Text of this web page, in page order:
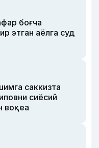
боғча
этган аёлга суд
саккизта
сиёсий
воқеа